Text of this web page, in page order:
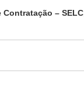
– SELC